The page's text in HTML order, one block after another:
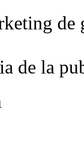
de
de la